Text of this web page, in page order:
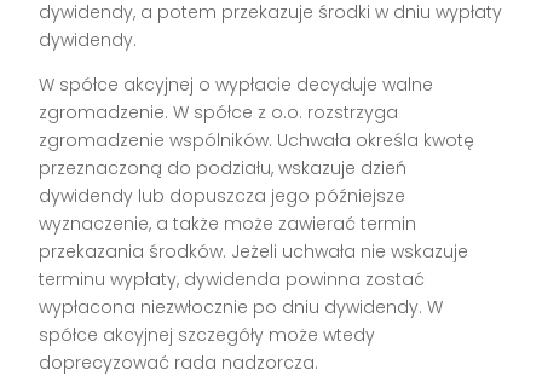
dywidendy, a potem przekazuje środki w dniu wypłaty
dywidendy.
W spółce akcyjnej o wypłacie decyduje walne
zgromadzenie. W spółce z o.o. rozstrzyga
zgromadzenie wspólników. Uchwała określa kwotę
przeznaczoną do podziału, wskazuje dzień
dywidendy lub dopuszcza jego późniejsze
wyznaczenie, a także może zawierać termin
przekazania środków. Jeżeli uchwała nie wskazuje
terminu wypłaty, dywidenda powinna zostać
wypłacona niezwłocznie po dniu dywidendy. W
spółce akcyjnej szczegóły może wtedy
doprecyzować rada nadzorcza.